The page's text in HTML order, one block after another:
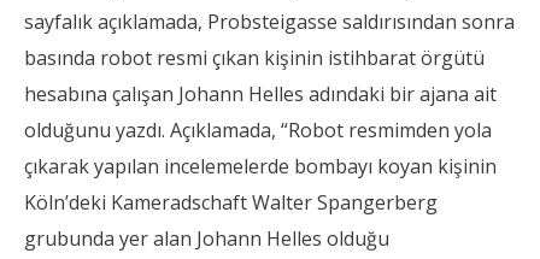
sayfalık açıklamada, Probsteigasse saldırısından sonra
basında robot resmi çıkan kişinin istihbarat örgütü
hesabına çalışan Johann Helles adındaki bir ajana ait
olduğunu yazdı. Açıklamada, “Robot resmimden yola
çıkarak yapılan incelemelerde bombayı koyan kişinin
Köln’deki Kameradschaft Walter Spangerberg
grubunda yer alan Johann Helles olduğu